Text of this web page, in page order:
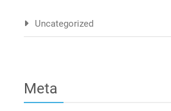
Uncategorized
Meta